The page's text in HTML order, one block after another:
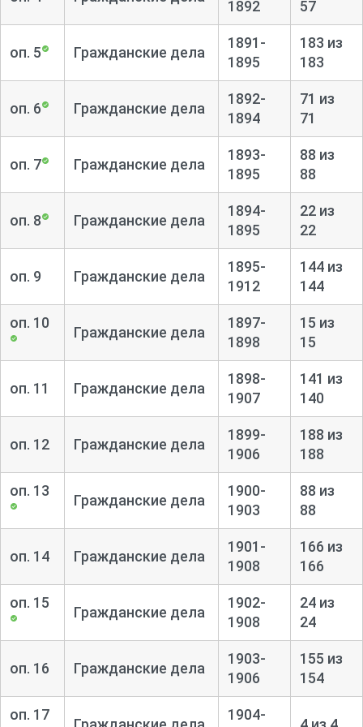
волостным правлениям. Отчеты о работе уездных членов,
движении уголовных и гражданских дел, финансовые
отчеты. Сведения о сборе пожертвований на
организацию приютов для сирот героев войны 1914-
разбирательств, по делам попечительства арестантских
досрочному освобождению. Переписка с Министерством
юстиции, председателем Симбирского окружного суда,
Симбирской контрольной палатой, полицейскими
управлениями, городскими судьями, волостными
правлениями и др. учреждениями и частными лицами по
судебным делам и хозяйственным вопросам. Прошения,
заявления, жалобы. Гражданские отделения Поручения
Симбирского окружного суда. Дела о наложении и снятии
удостоверений на имущество; О принятии мер к охране
наследников к имуществу умерших, об утверждении в
правах наследства, вводе во владение. Дела по
денежным искам - о взыскании убытков, долгов и
процентов, штрафов и издержек по векселям, закладным
и долговым обязательствам, арендной и квартирной
платы, железнодорожных сборов, о распределении денег
между кредиторами. Дела о допросах свидетелей.
Реестры гражданских дел. Уголовные отделения Дела по
благочиния в церквах, правил учета и призыва запасных
нижних чинов, акцизного устава, торгового и
строительного уставов, паспортного режима, положения
о государственном квартирном налоге. Дела по
обвинению в предоставлении ложных сведений о
доходах, в сбыте фальшивых монет, клевете, угрозах,
оскорблениях, нанесении побоев, телесных повреждений,
увечий. В кражах денег, зерна, продуктов, имущества и в
укрывательстве краденного, в растовщительстве.
1892
57
оп. 5 Гражданские дела
1891-
1895
183 из
183
оп. 6 Гражданские дела
1892-
1894
71 из
71
оп. 7 Гражданские дела
1893-
1895
88 из
88
оп. 8 Гражданские дела
1894-
1895
22 из
22
оп. 9 Гражданские дела
1895-
1912
144 из
144
оп. 10
Гражданские дела
1897-
1898
15 из
15
оп. 11 Гражданские дела
1898-
1907
141 из
140
оп. 12 Гражданские дела
1899-
1906
188 из
188
оп. 13
Гражданские дела
1900-
1903
88 из
88
оп. 14 Гражданские дела
1901-
1908
166 из
166
оп. 15
Гражданские дела
1902-
1908
24 из
24
оп. 16 Гражданские дела
1903-
1906
155 из
154
оп. 17
1904-